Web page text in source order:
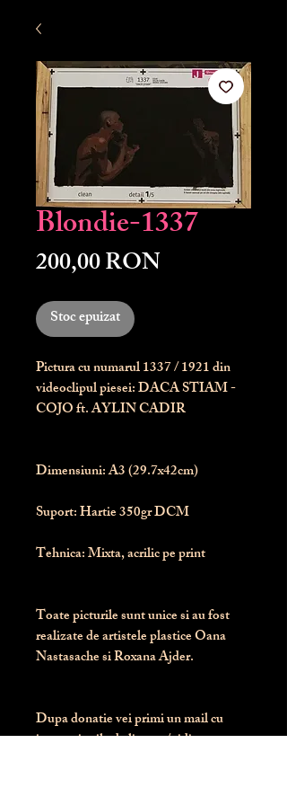
Blondie-1337
200,00 RONPreț
Stoc epuizat
Pictura cu numarul1337/ 1921 din
videoclipul piesei: DACA STIAM -
COJO ft. AYLIN CADIR
Dimensiuni: A3 (29.7x42cm)
Suport: Hartie 350gr DCM
Tehnica: Mixta, acrilic pe print
Toate picturile sunt unice si au fost
realizate de artistele plastice Oana
Nastasache si Roxana Ajder.
Dupa donatie vei primi un mail cu
instructiunile de livrare / ridicare.